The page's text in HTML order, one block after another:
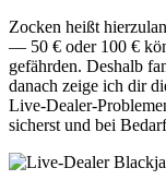
Zocken heißt
— 50 € oder 100 €
gefährden. Deshalb
danach zeige ich dir
Live-Dealer-
sicherst und bei